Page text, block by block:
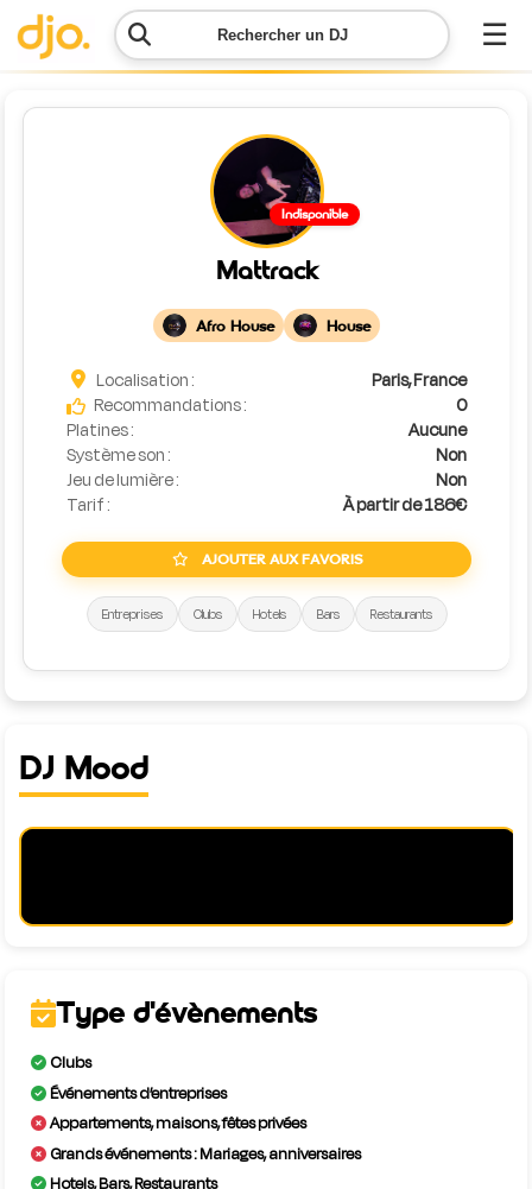
Rechercher un DJ ☰
Menu
demande
Simulateur
de prix
Indisponible
Mattrack
Afro House House
Localisation :
Paris, France
Recommandations :
0
Platines :
Aucune
Système son :
Non
Jeu de lumière :
Non
Tarif :
À partir de 186€
AJOUTER AUX FAVORIS
Entreprises Clubs Hotels Bars Restaurants
DJ Mood
Type d'évènements
Clubs
Événements d’entreprises
Appartements, maisons, fêtes privées
Grands événements : Mariages, anniversaires
Hotels, Bars, Restaurants